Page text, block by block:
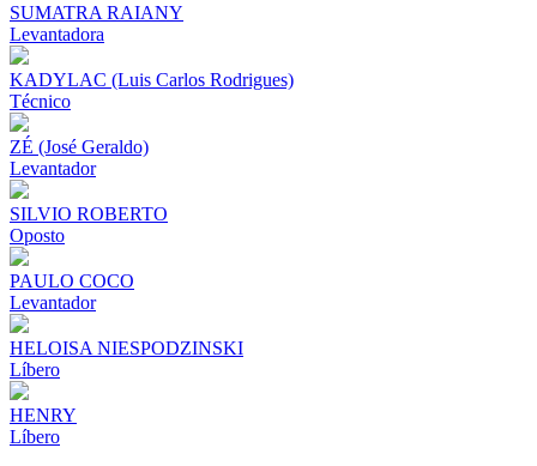
SUMATRA RAIANY
Levantadora
KADYLAC (Luis Carlos Rodrigues)
Técnico
ZÉ (José Geraldo)
Levantador
SILVIO ROBERTO
Oposto
PAULO COCO
Levantador
HELOISA NIESPODZINSKI
Líbero
HENRY
Líbero